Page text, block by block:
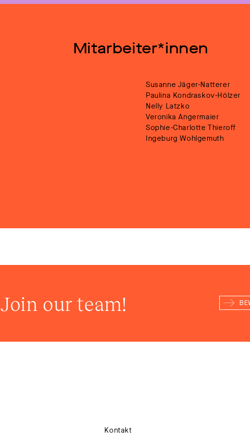
Mitarbeiter*innen
Susanne Jäger-Natterer
Paulina Kondraskov-Hölzer
Nelly Latzko
Veronika Angermaier
Sophie-Charlotte Thieroff
Ingeburg Wohlgemuth
Join our team!
Kontakt